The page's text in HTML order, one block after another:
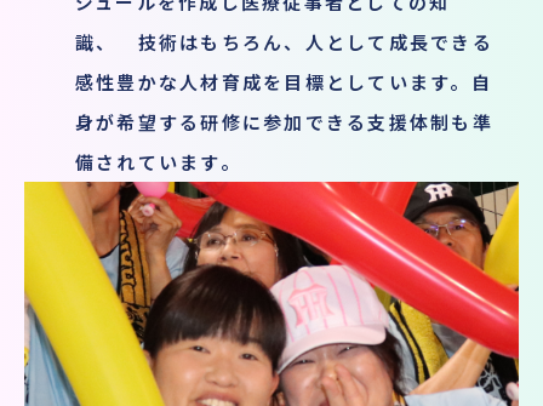
識、 技術はもちろん、人として成長できる
感性豊かな人材育成を目標としています。自
身が希望する研修に参加できる支援体制も準
備されています。